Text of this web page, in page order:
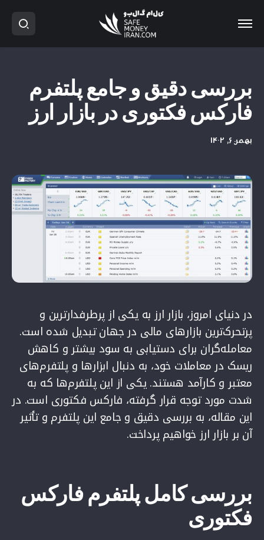
بررسی دقیق و جامع پلتفرم
فارکس فکتوری در بازار ارز
بهمن ۶, ۱۴۰۲
در دنیای امروز، بازار ارز به یکی از پرطرفدارترین و
پرتحرک‌ترین بازارهای مالی در جهان تبدیل شده است.
معامله‌گران برای دستیابی به سود بیشتر و کاهش
ریسک در معاملات خود، به دنبال ابزارها و پلتفرم‌های
معتبر و کارآمد هستند. یکی از این پلتفرم‌ها که به
شدت مورد توجه قرار گرفته، فارکس فکتوری است. در
این مقاله، به بررسی دقیق و جامع این پلتفرم و تأثیر
آن بر بازار ارز خواهیم پرداخت.
بررسی کامل پلتفرم فارکس
فکتوری